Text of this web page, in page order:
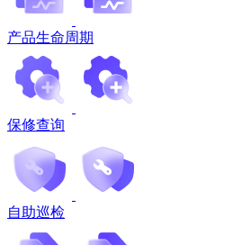
产品生命周期
保修查询
自助巡检